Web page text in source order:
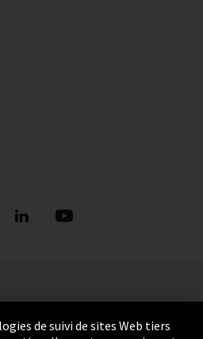
de suivi de sites Web tiers